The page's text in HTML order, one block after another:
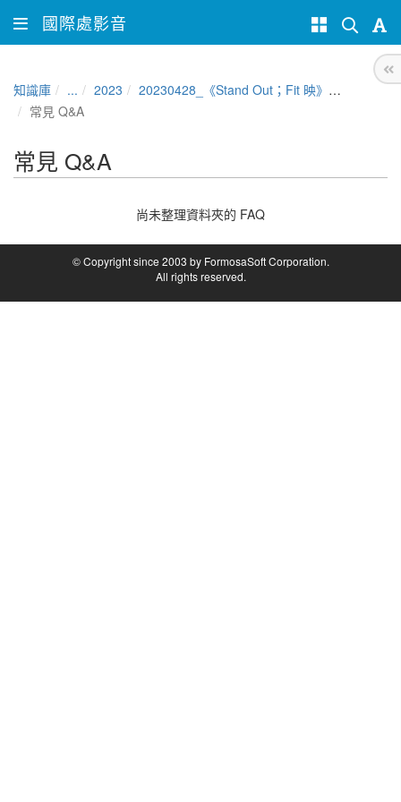
國際處影音
知識庫 ... 2023
20230428_《Stand Out；Fit 映》國際星空野餐電影節
常見 Q&A
常見 Q&A
尚未整理資料夾的 FAQ
© Copyright since 2003 by FormosaSoft Corporation.
All rights reserved.